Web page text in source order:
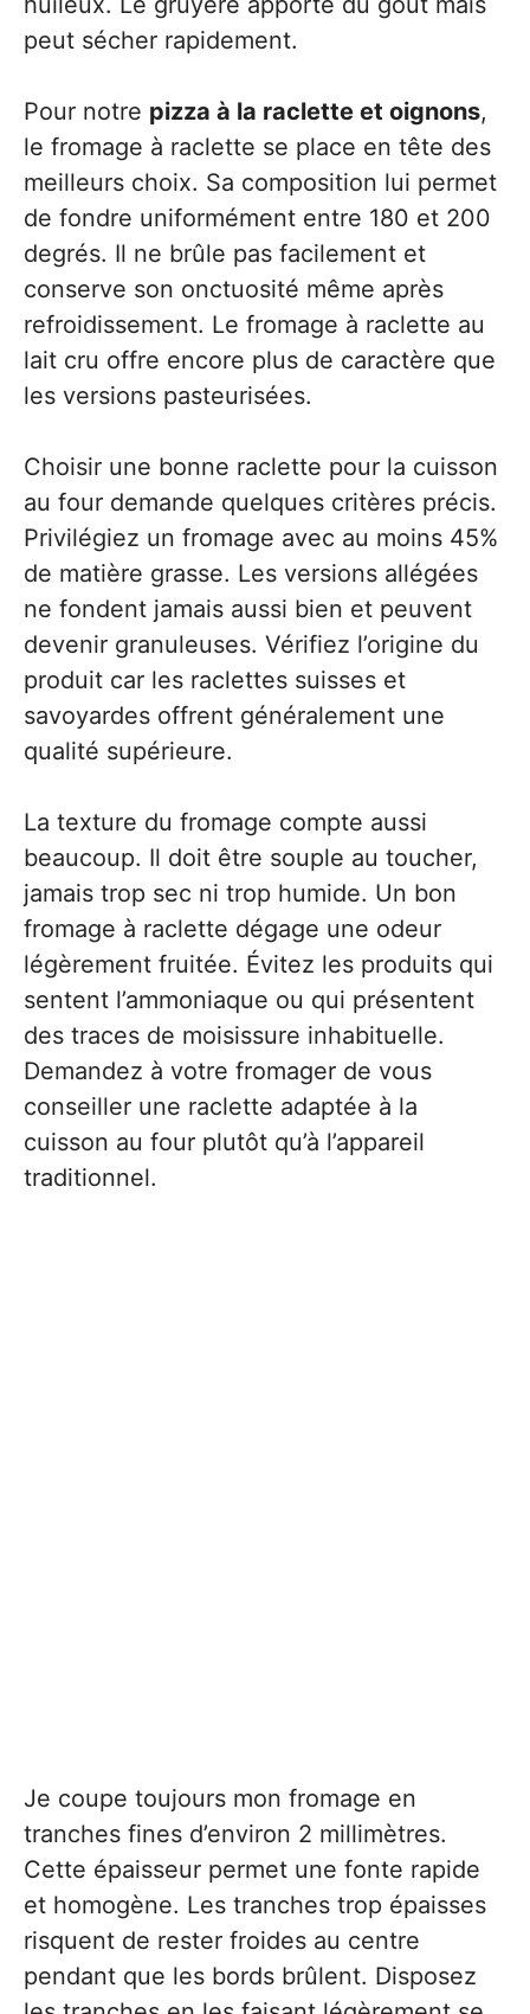
peut sécher rapidement.
Pour notre pizza à la raclette et oignons,
le fromage à raclette se place en tête des
meilleurs choix. Sa composition lui permet
de fondre uniformément entre 180 et 200
degrés. Il ne brûle pas facilement et
conserve son onctuosité même après
refroidissement. Le fromage à raclette au
lait cru offre encore plus de caractère que
les versions pasteurisées.
Choisir une bonne raclette pour la cuisson
au four demande quelques critères précis.
Privilégiez un fromage avec au moins 45%
de matière grasse. Les versions allégées
ne fondent jamais aussi bien et peuvent
devenir granuleuses. Vérifiez l’origine du
produit car les raclettes suisses et
savoyardes offrent généralement une
qualité supérieure.
La texture du fromage compte aussi
beaucoup. Il doit être souple au toucher,
jamais trop sec ni trop humide. Un bon
fromage à raclette dégage une odeur
légèrement fruitée. Évitez les produits qui
sentent l’ammoniaque ou qui présentent
des traces de moisissure inhabituelle.
Demandez à votre fromager de vous
conseiller une raclette adaptée à la
cuisson au four plutôt qu’à l’appareil
traditionnel.
Je coupe toujours mon fromage en
tranches fines d’environ 2 millimètres.
Cette épaisseur permet une fonte rapide
et homogène. Les tranches trop épaisses
risquent de rester froides au centre
pendant que les bords brûlent. Disposez